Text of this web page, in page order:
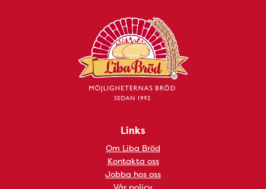
Links
Om Liba Bröd
Kontakta oss
Jobba hos oss